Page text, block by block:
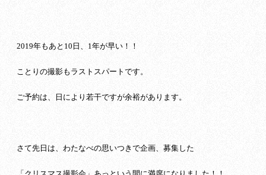
2019年もあと10日、1年が早い！！
ことりの撮影もラストスパートです。
ご予約は、日により若干ですが余裕があります。
さて先日は、わたなべの思いつきで企画、募集した